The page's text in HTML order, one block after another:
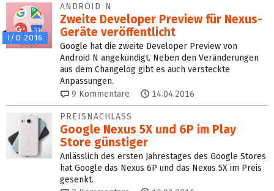
I/O 2016
ANDROID N
Zweite Developer Preview für Nexus-
Geräte veröffentlicht
Google hat die zweite Developer Preview von
Android N angekündigt. Neben den Veränderungen
aus dem Changelog gibt es auch versteckte
Anpassungen.
9 Kommentare 14.04.2016
PREISNACHLASS
Google Nexus 5X und 6P im Play
Store günstiger
Anlässlich des ersten Jahrestages des Google Stores
hat Google das Nexus 6P und das Nexus 5X im Preis
gesenkt.